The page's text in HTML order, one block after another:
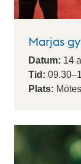
Marjas
Datum: 14
Tid: 09.30–
Plats: